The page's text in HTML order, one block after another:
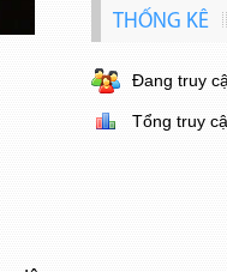
THỐNG KÊ
Đang truy
Tổng truy